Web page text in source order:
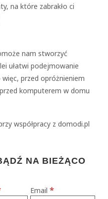
na które zabrakło ci
nam stworzyć
ułatwi podejmowanie
przed opróżnieniem
komputerem w domu
współpracy z domodi.pl
NA BIEŻĄCO
Email*